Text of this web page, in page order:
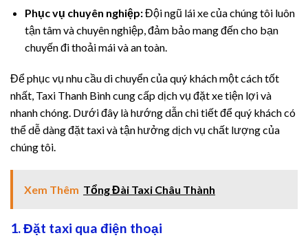
Phục vụ chuyên nghiệp:Đội ngũ lái xe của chúng tôi luôn
tận tâm và chuyên nghiệp, đảm bảo mang đến cho bạn
chuyến đi thoải mái và an toàn.
Để phục vụ nhu cầu di chuyển của quý khách một cách tốt
nhất, Taxi Thanh Bình cung cấp dịch vụ đặt xe tiện lợi và
nhanh chóng. Dưới đây là hướng dẫn chi tiết để quý khách có
thể dễ dàng đặt taxi và tận hưởng dịch vụ chất lượng của
chúng tôi.
Xem Thêm Tổng Đài Taxi Châu Thành
1. Đặt taxi qua điện thoại